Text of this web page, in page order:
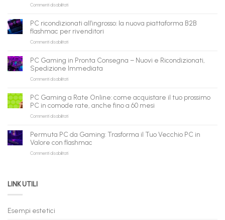
Commenti disabilitatisu
pronto
per
gli
AI:
il
tuo
assistente
può
fare
qui
PC ricondizionati all’ingrosso: la nuova piattaforma B2B
flashmac per rivenditori
Commenti disabilitatisu
ricondizionati
all’ingrosso:
la
nuova
B2B
flashmac
per
rivenditori
PC Gaming in Pronta Consegna – Nuovi e Ricondizionati,
Spedizione Immediata
Commenti disabilitatisu
Gaming
in
Pronta
Consegna
Nuovi
Ricondizionati,
Spedizione
PC Gaming a Rate Online: come acquistare il tuo prossimo
PC in comode rate, anche fino a 60 mesi
Commenti disabilitatisu
Gaming
Rate
Online:
Permuta PC da Gaming: Trasforma il Tuo Vecchio PC in
Valore con flashmac
Commenti disabilitatisu
LINK UTILI
Esempi estetici